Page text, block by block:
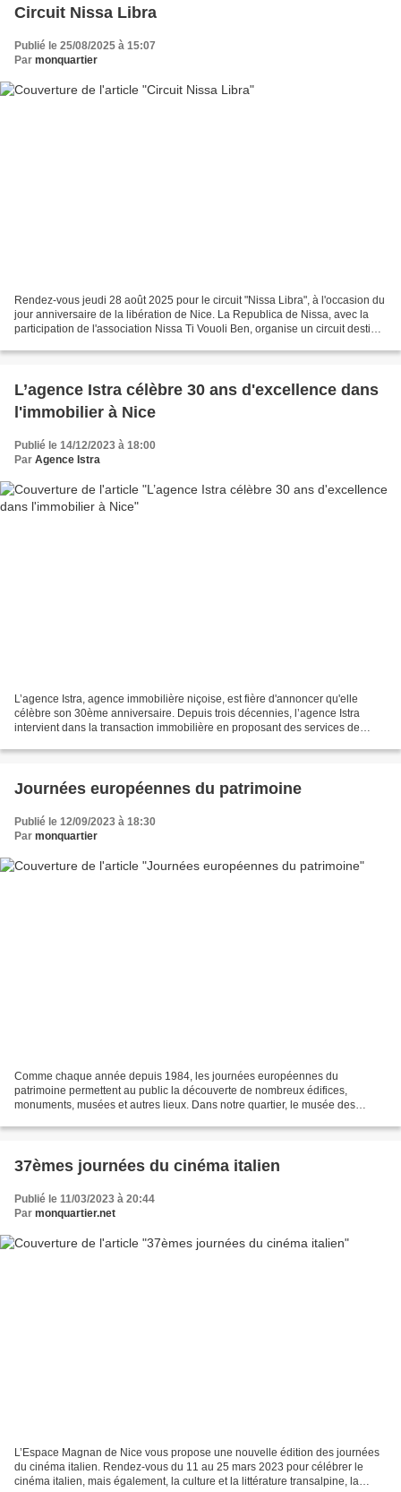
Circuit Nissa Libra
Publié le 25/08/2025 à 15:07
Par monquartier
Rendez-vous jeudi 28 août 2025 pour le circuit "Nissa Libra", à l'occasion du
jour anniversaire de la libération de Nice. La Republica de Nissa, avec la
participation de l'association Nissa Ti Vouoli Ben, organise un circuit destiné
L’agence Istra célèbre 30 ans d'excellence dans
l'immobilier à Nice
Publié le 14/12/2023 à 18:00
Par Agence Istra
L’agence Istra, agence immobilière niçoise, est fière d'annoncer qu'elle
célèbre son 30ème anniversaire. Depuis trois décennies, l’agence Istra
intervient dans la transaction immobilière en proposant des services de
Journées européennes du patrimoine
Publié le 12/09/2023 à 18:30
Par monquartier
Comme chaque année depuis 1984, les journées européennes du
patrimoine permettent au public la découverte de nombreux édifices,
monuments, musées et autres lieux. Dans notre quartier, le musée des
37èmes journées du cinéma italien
Publié le 11/03/2023 à 20:44
Par monquartier.net
L’Espace Magnan de Nice vous propose une nouvelle édition des journées
du cinéma italien. Rendez-vous du 11 au 25 mars 2023 pour célébrer le
cinéma italien, mais également, la culture et la littérature transalpine, la